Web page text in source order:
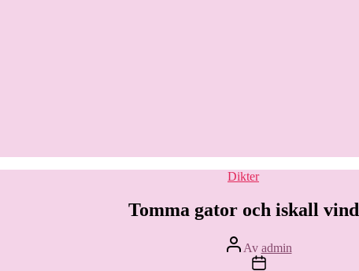
Kategorier
Dikter
Tomma gator och iskall vind
Inläggsförfattare
Av admin
Inläggsdatum